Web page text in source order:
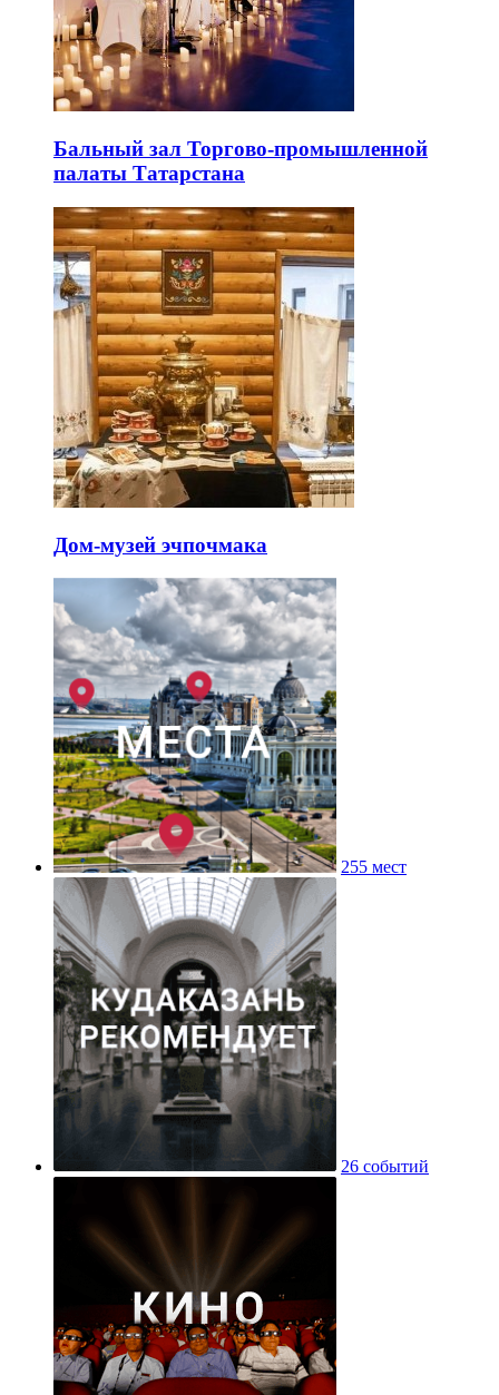
Бальный зал Торгово-промышленной
палаты Татарстана
Дом-музей эчпочмака
255 мест
26 событий